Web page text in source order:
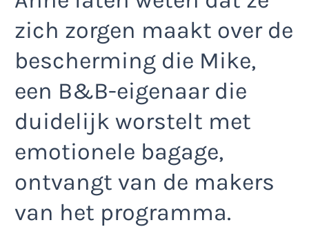
zich zorgen maakt over de
bescherming die Mike,
een B&B-eigenaar die
duidelijk worstelt met
emotionele bagage,
ontvangt van de makers
van het programma.